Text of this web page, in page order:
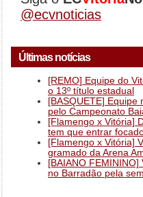
@ecvnoticias
Últimas notícias
[REMO] Equipe do
o 13º título estadual
[BASQUETE]
pelo Campeonato
[Flamengo x Vitória]
tem que entrar
[Flamengo x Vitória]
gramado da Arena
[BAIANO
no Barradão pela